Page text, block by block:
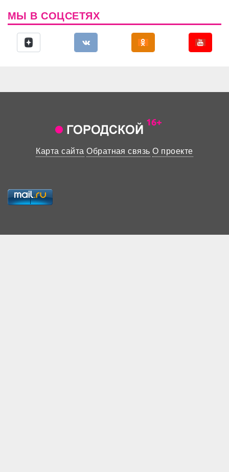
МЫ В СОЦСЕТЯХ
Карта сайта Обратная связь О проекте